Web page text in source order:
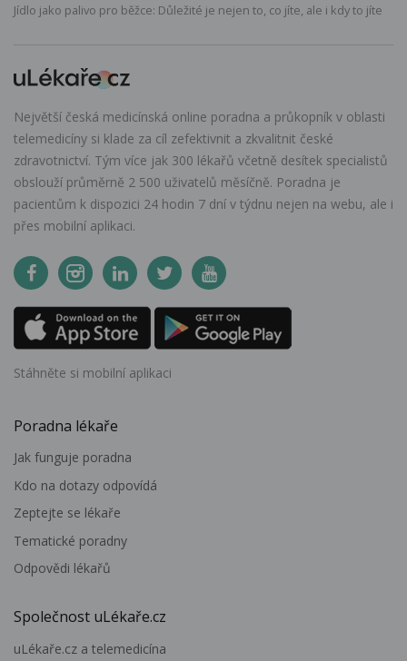
Jídlo jako palivo pro běžce: Důležité je nejen to, co jíte, ale i kdy to jíte
Největší česká medicínská online poradna a průkopník v oblasti
telemedicíny si klade za cíl zefektivnit a zkvalitnit české
zdravotnictví. Tým více jak 300 lékařů včetně desítek specialistů
obslouží průměrně 2 500 uživatelů měsíčně. Poradna je
pacientům k dispozici 24 hodin 7 dní v týdnu nejen na webu, ale i
přes mobilní aplikaci.
Stáhněte si mobilní aplikaci
Poradna lékaře
Jak funguje poradna
Kdo na dotazy odpovídá
Zeptejte se lékaře
Tematické poradny
Odpovědi lékařů
Společnost uLékaře.cz
uLékaře.cz a telemedicína